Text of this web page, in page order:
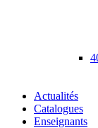
Actualités
Catalogues
Enseignants